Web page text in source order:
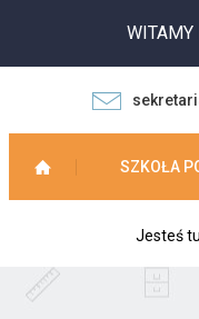
WITAMY NA
SZKOŁA
Jesteś